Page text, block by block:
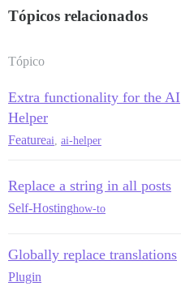
Tópicos relacionados
Tópico
Extra functionality for the AI
Helper
Featureai ai-helper
Replace a string in all posts
Self-Hostinghow-to
Globally replace translations
Plugin